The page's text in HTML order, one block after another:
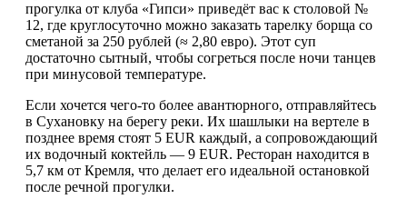
прогулка от клуба «Гипси» приведёт вас к столовой №
12, где круглосуточно можно заказать тарелку борща со
сметаной за 250 рублей (≈ 2,80 евро). Этот суп
достаточно сытный, чтобы согреться после ночи танцев
при минусовой температуре.
Если хочется чего-то более авантюрного, отправляйтесь
в Сухановку на берегу реки. Их шашлыки на вертеле в
позднее время стоят 5 EUR каждый, а сопровождающий
их водочный коктейль — 9 EUR. Ресторан находится в
5,7 км от Кремля, что делает его идеальной остановкой
после речной прогулки.